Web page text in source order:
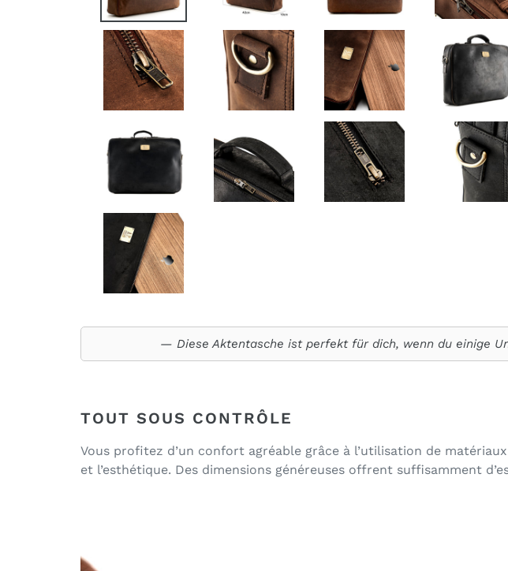
Diese Aktentasche ist perfekt für dich, wenn du einige
TOUT SOUS CONTRÔLE
Vous profitez d’un confort agréable grâce à l’utilisation de
et l’esthétique. Des dimensions généreuses offrent suffisamment